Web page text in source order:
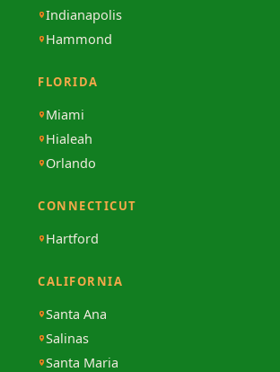
Indianapolis
Hammond
FLORIDA
Miami
Hialeah
Orlando
CONNECTICUT
Hartford
CALIFORNIA
Santa Ana
Salinas
Santa Maria